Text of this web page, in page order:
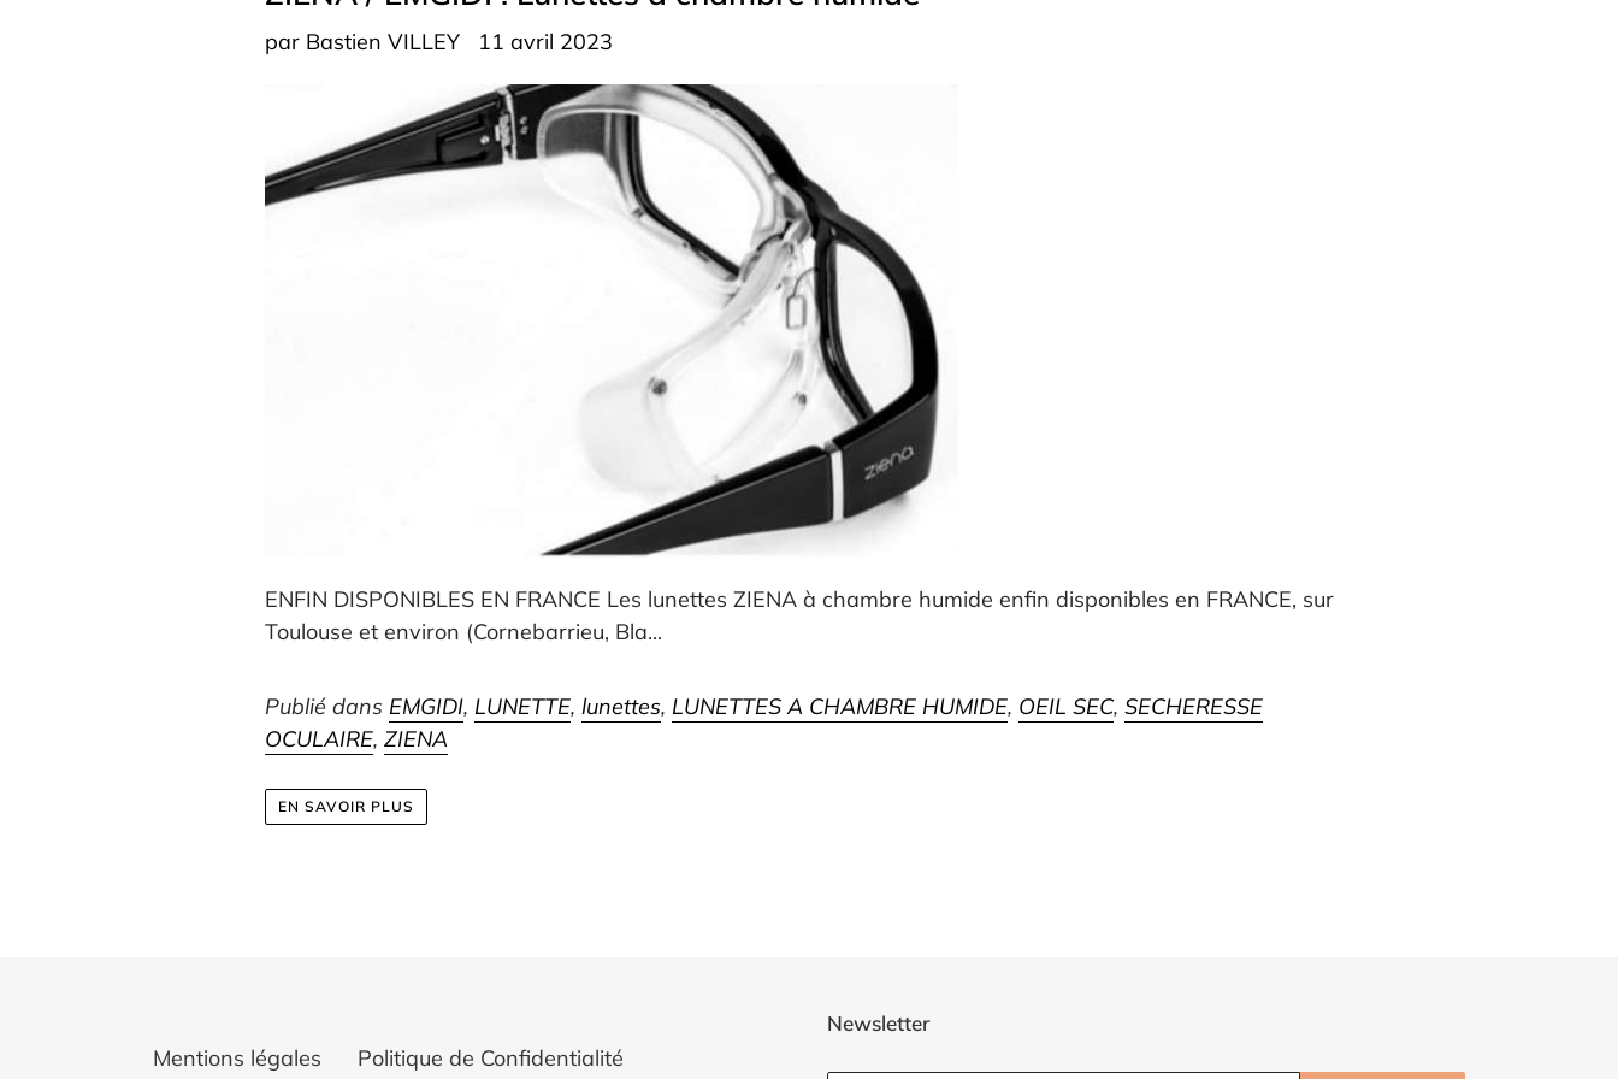
par Bastien VILLEY 11 avril 2023
ENFIN DISPONIBLES EN FRANCE Les lunettes ZIENA à chambre humide enfin disponibles en FRANCE, sur
Toulouse et environ (Cornebarrieu, Bla...
Publié dans EMGIDI, LUNETTE, lunettes, LUNETTES A CHAMBRE HUMIDE, OEIL SEC,SECHERESSE
OCULAIRE,ZIENA
EN SAVOIR PLUS
Mentions légales Politique de Confidentialité
Newsletter